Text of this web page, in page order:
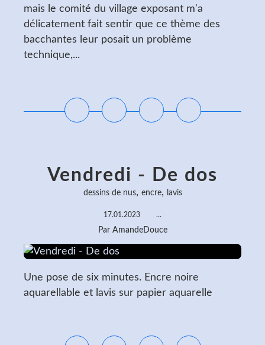
mais le comité du village exposant m'a
délicatement fait sentir que ce thème des
bacchantes leur posait un problème
technique,...
Vendredi - De dos
dessins de nus, encre, lavis
17.01.2023 …
Par AmandeDouce
Une pose de six minutes. Encre noire
aquarellable et lavis sur papier aquarelle